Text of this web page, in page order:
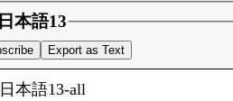
本語13
Export as Text
本語13-all